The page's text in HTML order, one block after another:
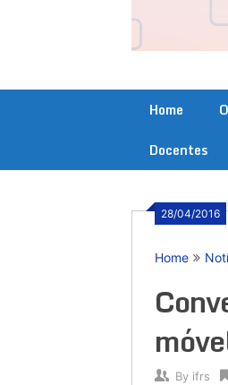
Home
Docentes
28/04/2016
Home
By ifrs